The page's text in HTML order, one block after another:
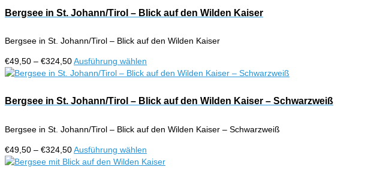
Bergsee in St. Johann/Tirol – Blick auf den Wilden Kaiser
Bergsee in St. Johann/Tirol – Blick auf den Wilden Kaiser
€49,50 – €324,50Preisspanne:
€49,50
€324,50
Ausführung wählen
Produkt
mehrere
Varianten
Die
können
auf
Bergsee in St. Johann/Tirol – Blick auf den Wilden Kaiser – Schwarzweiß
Bergsee in St. Johann/Tirol – Blick auf den Wilden Kaiser – Schwarzweiß
€49,50 – €324,50Preisspanne:
€49,50
Ausführung wählen
Produkt